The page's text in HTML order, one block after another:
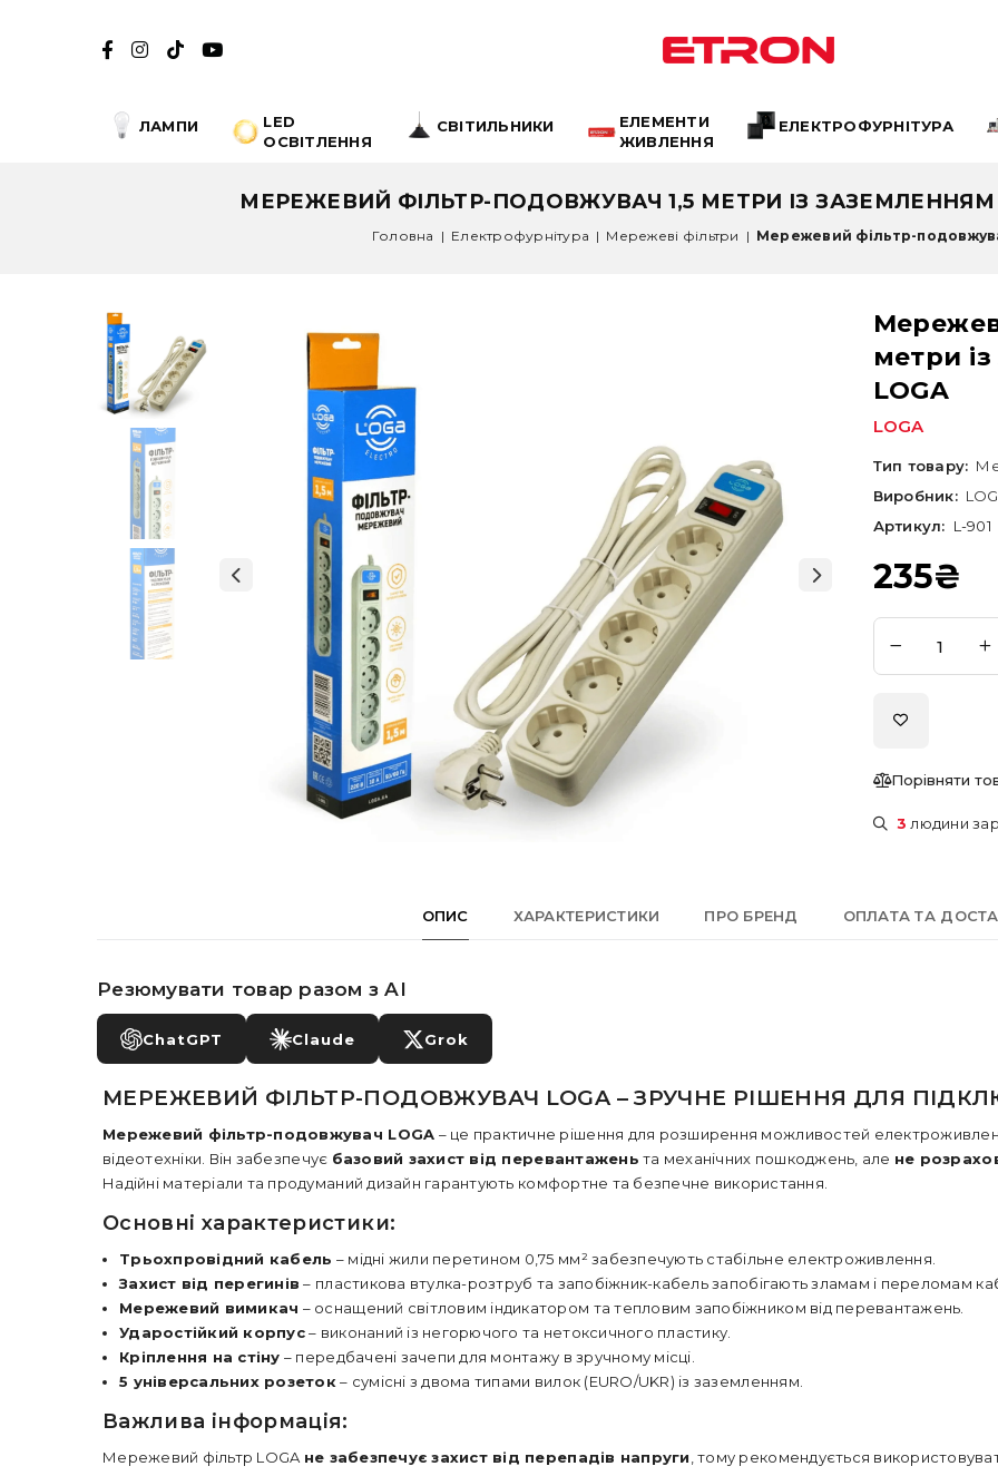
ЛАМПИ
LED
ОСВІТЛЕННЯ
СВІТИЛЬНИКИ
ЕЛЕМЕНТИ
ЖИВЛЕННЯ
ЕЛЕКТРОФУРНІТУРА
МЕРЕЖЕВИЙ ФІЛЬТР-ПОДОВЖУВАЧ 1,5 МЕТРИ ІЗ
Головна | Електрофурнітура | Мережеві фільтри | Мережевий фільтр-
метри
LOGA
LOGA
Тип товару:
Виробник:
Артикул: L-901
235₴
Порівняти
3 людини
ОПИС ХАРАКТЕРИСТИКИ ПРО БРЕНД ОПЛАТА ТА
Резюмувати товар разом з AI
ChatGPT Claude Grok
МЕРЕЖЕВИЙ ФІЛЬТР-ПОДОВЖУВАЧ LOGA – ЗРУЧНЕ РІШЕННЯ ДЛЯ
Мережевий фільтр-подовжувач LOGA – це практичне рішення для розширення можливостей
відеотехніки. Він забезпечує базовий захист від перевантажень та механічних пошкоджень, але не
Надійні матеріали та продуманий дизайн гарантують комфортне та безпечне використання.
Основні характеристики:
Трьохпровідний кабель – мідні жили перетином 0,75 мм² забезпечують стабільне електроживлення.
Захист від перегинів – пластикова втулка-розтруб та запобіжник-кабель запобігають зламам і переломам
Мережевий вимикач – оснащений світловим індикатором та тепловим запобіжником від перевантажень.
Ударостійкий корпус– виконаний із негорючого та нетоксичного пластику.
Кріплення на стіну – передбачені зачепи для монтажу в зручному місці.
5 універсальних розеток – сумісні з двома типами вилок (EURO/UKR) із заземленням.
Важлива інформація:
Мережевий фільтр LOGA не забезпечує захист від перепадів напруги , тому рекомендується